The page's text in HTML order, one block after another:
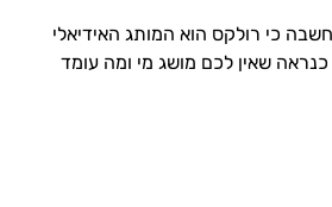
כי רולקס הוא המותג האידיאלי
כנראה שאין לכם מושג מי ומה עומד